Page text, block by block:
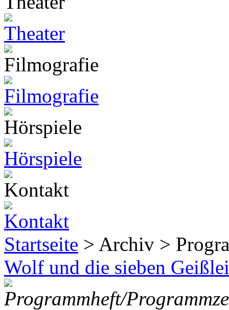
Startseite > Archiv >
Wolf und die sieben
Programmheft/